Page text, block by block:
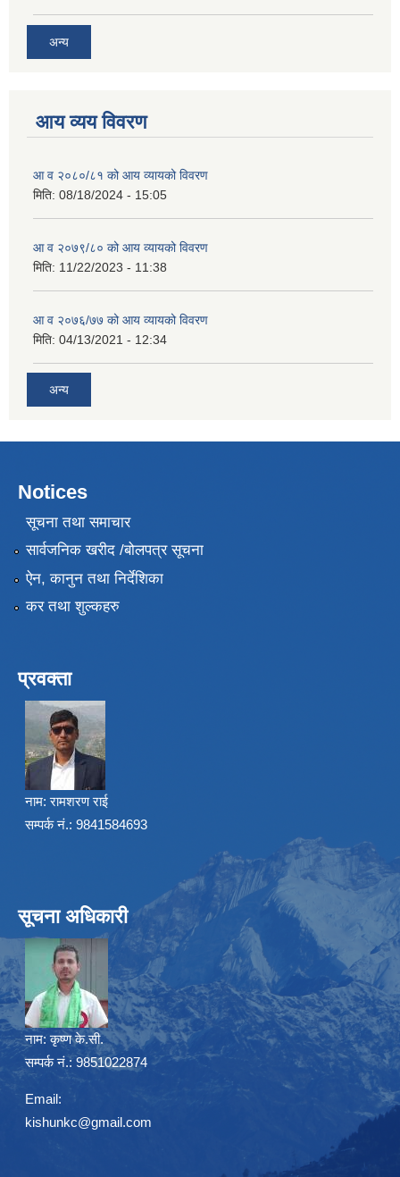
अन्य
आय व्यय विवरण
आ व २०८०/८१ को आय व्यायको विवरण
मिति: 08/18/2024 - 15:05
आ व २०७९/८० को आय व्यायको विवरण
मिति: 11/22/2023 - 11:38
आ व २०७६/७७ को आय व्यायको विवरण
मिति: 04/13/2021 - 12:34
अन्य
Notices
सूचना तथा समाचार
सार्वजनिक खरीद /बोलपत्र सूचना
ऐन, कानुन तथा निर्देशिका
कर तथा शुल्कहरु
प्रवक्ता
नाम: रामशरण राई
सम्पर्क नं.: 9841584693
सूचना अधिकारी
नाम: कृष्ण के.सी.
सम्पर्क नं.: 9851022874
Email:
kishunkc@gmail.com